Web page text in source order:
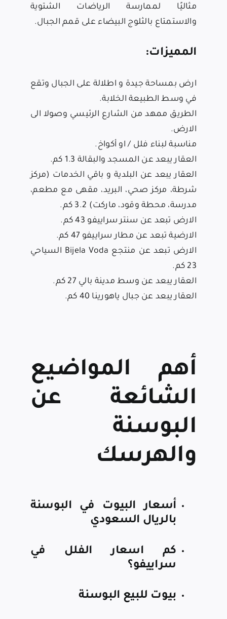
مثاليًا لممارسة الرياضات الشتوية
والاستمتاع بالثلوج البيضاء على قمم الجبال.
المميزات:
ارض بمساحة جيدة و اطلالة على الجبال وتقع
في وسط الطبيعة الخلابة.
الطريق ممهد من الشارع الرئيسي وصولا الى
الارض.
مناسبة لبناء فلل / او أكواخ.
العقار يبعد عن المسجد والبقالة 1.3 كم.
العقار يبعد عن البلدية و باقي الخدمات (مركز
شرطة، مركز صحي، البريد، مقهى مع مطعم،
مدرسة، محطة وقود، ماركت) 3.2 كم.
الارض تبعد عن سنتر سراييفو
الارضية تبعد عن مطار سراييفو
الارض تبعد عن منتجع Bijela Voda السياحي
23 كم.
العقار يبعد عن وسط مدينة بالي 27 كم.
العقار يبعد عن جبال ياهورينا
أهم المواضيع
الشائعة عن
البوسنة
والهرسك
أسعار البيوت في البوسنة
بالريال السعودي
كم اسعار الفلل في
سراييفو؟
بيوت للبيع البوسنة